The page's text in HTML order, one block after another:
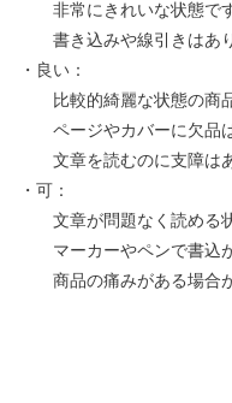
非常にきれいな状態です
書き込みや線引きはあり
・良い：
比較的綺麗な状態の商品
ページやカバーに欠品は
文章を読むのに支障はあ
・可：
文章が問題なく読める状
マーカーやペンで書込が
商品の痛みがある場合が